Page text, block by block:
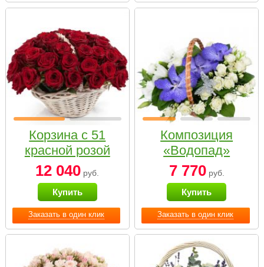
Заказать в один клик
Корзина с 51
красной розой
12 040 руб.
Купить
Заказать в один клик
Композиция
«Водопад»
7 770руб.
Купить